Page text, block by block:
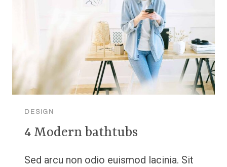
DESIGN
4 Modern bathtubs
Sed arcu non odio euismod lacinia. Sit